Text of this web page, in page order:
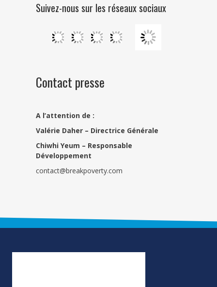
Suivez-nous sur les réseaux sociaux
Contact presse
A l’attention de :
Valérie Daher – Directrice Générale
Chiwhi Yeum – Responsable
Développement
contact@breakpoverty.com